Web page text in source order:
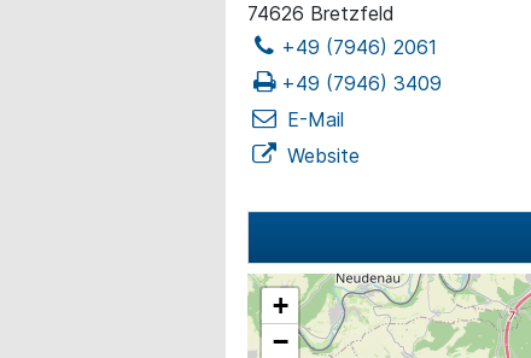
74626 Bretzfeld
+49 (7946) 2061
+49 (7946) 3409
E-Mail
Website
+
−